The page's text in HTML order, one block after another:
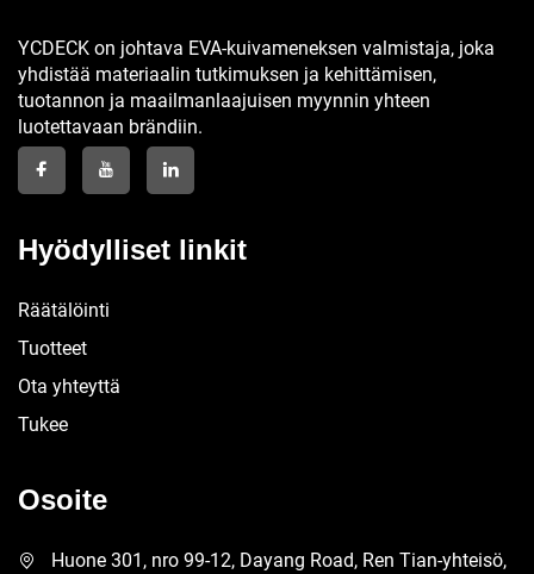
YCDECK on johtava EVA-kuivameneksen valmistaja, joka
yhdistää materiaalin tutkimuksen ja kehittämisen,
tuotannon ja maailmanlaajuisen myynnin yhteen
luotettavaan brändiin.
Hyödylliset linkit
Räätälöinti
Tuotteet
Ota yhteyttä
Tukee
Osoite
Huone 301, nro 99-12, Dayang Road, Ren Tian-yhteisö,